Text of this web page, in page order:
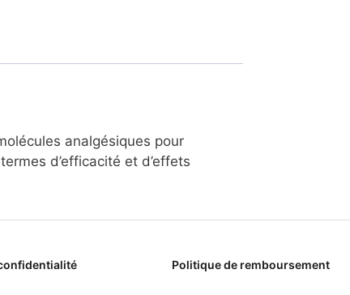
analgésiques pour
d’efficacité et d’effets
Politique de remboursement